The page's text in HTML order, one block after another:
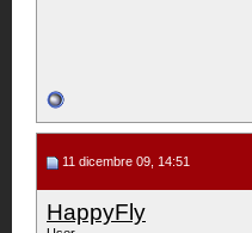
11 dicembre 09, 14:51
HappyFly